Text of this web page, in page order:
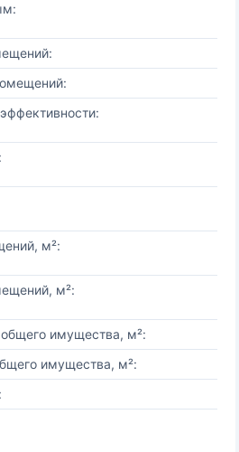
м²:
м²:
имущества, м²:
имущества, м²: